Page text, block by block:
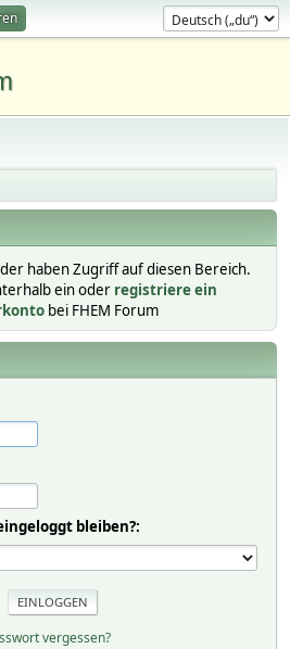
haben Zugriff auf diesen Bereich.
ein oder registriere ein
bei FHEM Forum
bleiben?:
vergessen?